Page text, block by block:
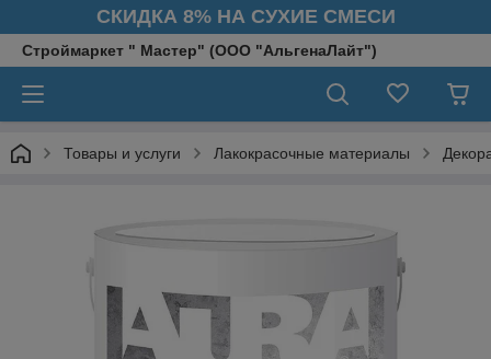
СКИДКА 8% НА СУХИЕ СМЕСИ
Строймаркет " Мастер" (ООО "АльгенаЛайт")
Товары и услуги Лакокрасочные материалы